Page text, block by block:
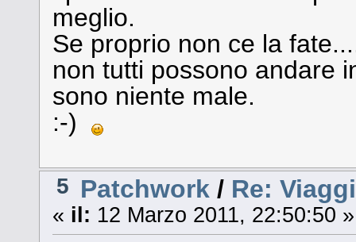
meglio.
Se proprio non ce la
non tutti possono andare
sono niente male.
:-)
5 Patchwork / Re:
« il: 12 Marzo 2011, 22:50:50 »